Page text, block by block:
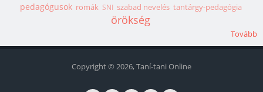
pedagógusok romák SNI szabad nevelés tantárgy-pedagógia
örökség
Tovább
Copyright © 2026, Taní-tani Online